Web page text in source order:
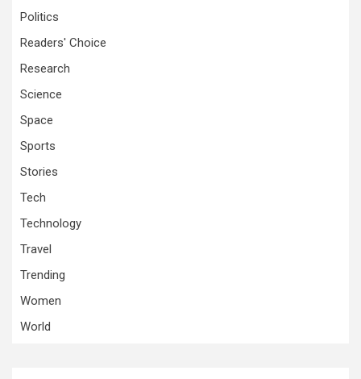
Politics
Readers' Choice
Research
Science
Space
Sports
Stories
Tech
Technology
Travel
Trending
Women
World